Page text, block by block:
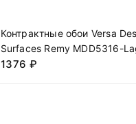
Контрактные обои Versa
Surfaces Remy MDD5316-
1376 ₽